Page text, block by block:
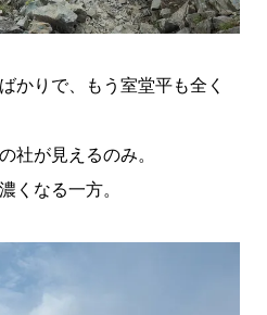
かりで、もう室堂平も全く
社が見えるのみ。
くなる一方。